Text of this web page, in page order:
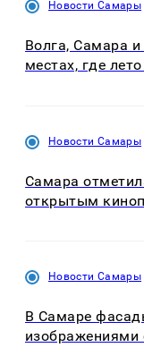
Новости Самары
Волга, Самара и
местах, где
Новости Самары
Самара
открытым
Новости Самары
В Самаре
изображениями